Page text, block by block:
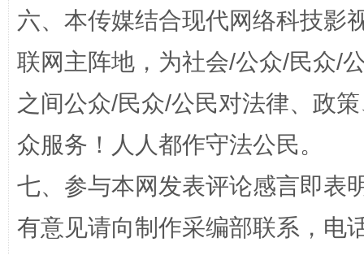
完善运行机制助力责任有效落实 一纸欠
六、本传媒结合现代网络科技影
联网主阵地，为社会/公众/民众/
之间公众/民众/公民对法律、政
众服务！人人都作守法公民。
七、参与本网发表评论感言即表
有意见请向制作采编部联系，电